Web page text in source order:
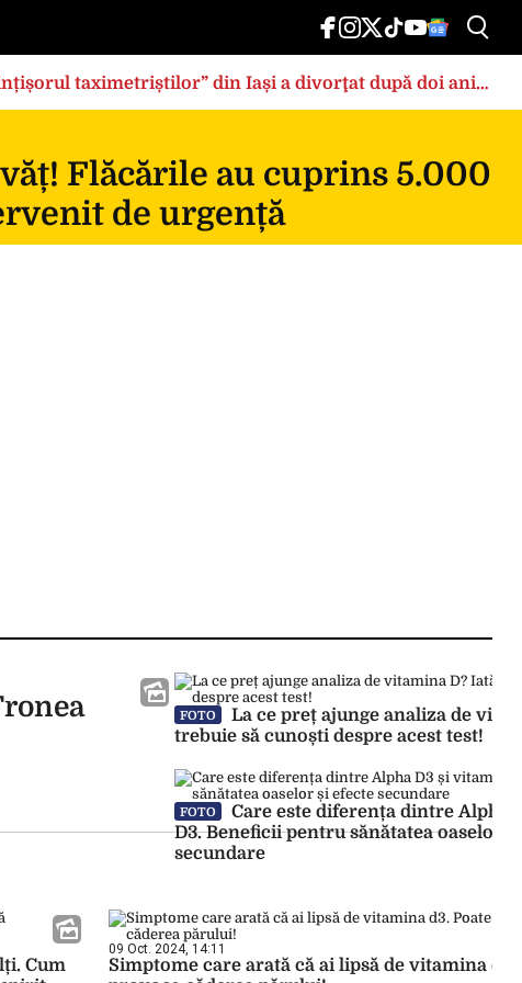
taximetriștilor” din Iași a divorţat după doi ani
Flăcările au cuprins 5.000
de urgență
FOTO
La ce preț ajunge analiza de
trebuie să cunoști despre acest test!
FOTO
Care este diferența dintre Alpha
D3. Beneficii pentru sănătatea oaselor
secundare
Cum
09 Oct. 2024, 14:11
Simptome care arată că ai lipsă de vitamina d3.